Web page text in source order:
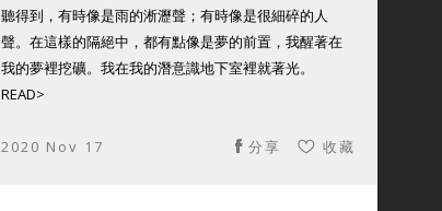
聽得到，有時像是雨的淅瀝聲；有時像是很細碎的人
聲。在這樣的隔絕中，都有點像是夢的前置，我醒著在
我的夢裡挖礦。我在我的潛意識地下室裡就著光。
READ>
2020 Nov 17 收藏
分享